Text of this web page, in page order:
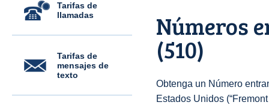
Tarifas de
llamadas
Tarifas de
mensajes de
texto
Números
(510)
Obtenga un Número
Estados Unidos